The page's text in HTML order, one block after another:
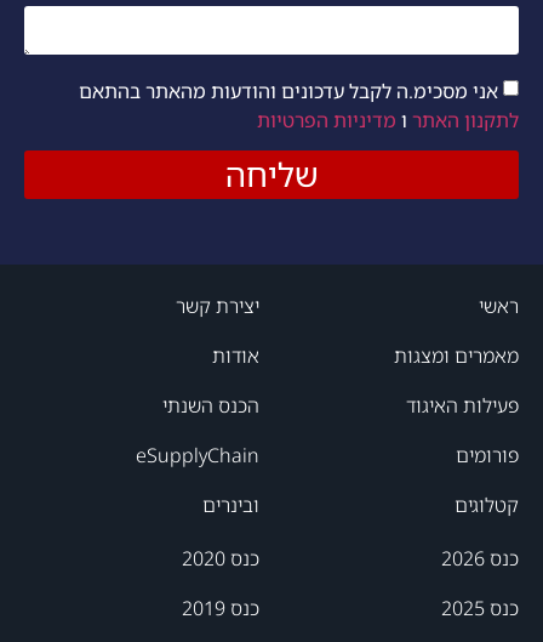
אני מסכימ.ה לקבל עדכונים והודעות מהאתר בהתאם
לתקנון האתר ו מדיניות הפרטיות
שליחה
ראשי
מאמרים ומצגות
פעילות האיגוד
פורומים
קטלוגים
יצירת קשר
אודות
הכנס השנתי
eSupplyChain
ובינרים
כנס 2026
כנס 2025
כנס 2020
כנס 2019